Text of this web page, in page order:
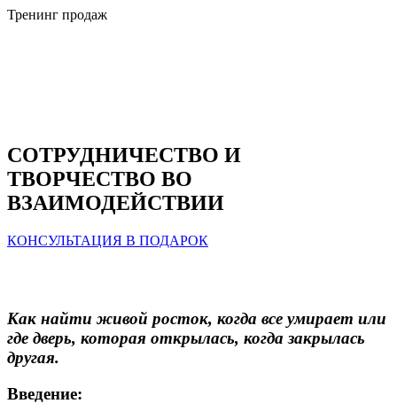
Тренинг продаж
СОТРУДНИЧЕСТВО И
ТВОРЧЕСТВО ВО
ВЗАИМОДЕЙСТВИИ
КОНСУЛЬТАЦИЯ В ПОДАРОК
Как найти живой росток, когда все умирает или
где дверь, которая открылась, когда закрылась
другая.
Введение: